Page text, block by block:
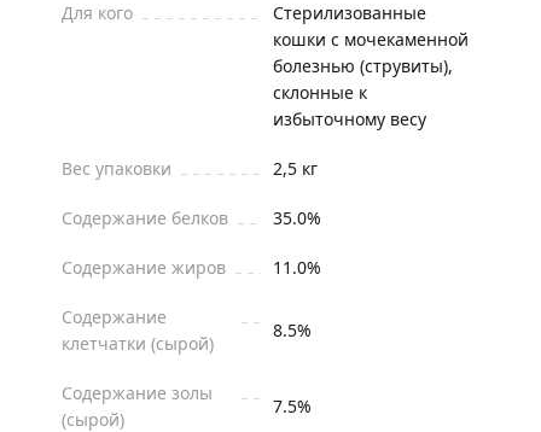
Для кого
Стерилизованные
кошки с мочекаменной
болезнью (струвиты),
склонные к
избыточному весу
Вес упаковки 2,5 кг
Содержание белков 35.0%
Содержание жиров 11.0%
Содержание
клетчатки (сырой)
8.5%
Содержание золы
(сырой)
7.5%